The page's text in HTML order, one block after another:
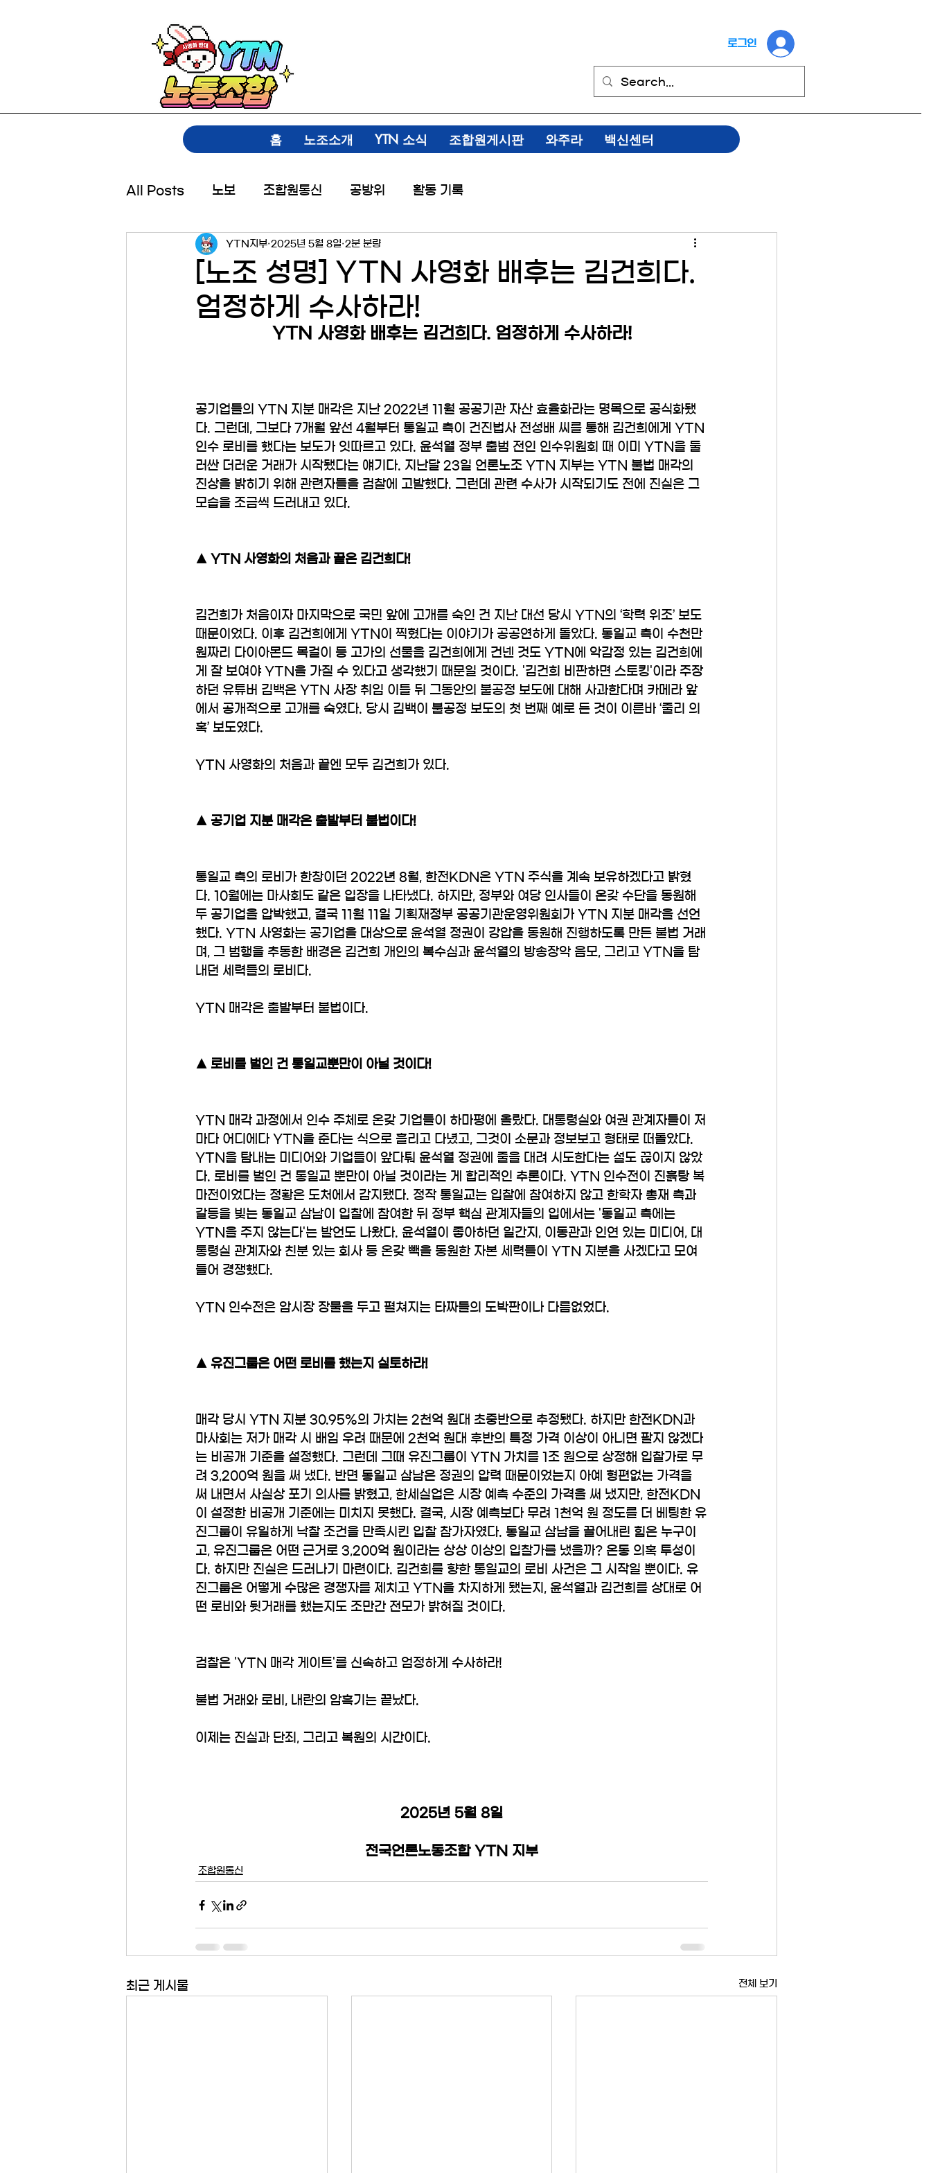
로그인
홈 노조소개 YTN 소식 조합원게시판 와주라 백신센터
All Posts 노보 조합원통신 공방위 활동 기록
[노조 성명] YTN 사영화 배후는 김건희다.
엄정하게 수사하라!
YTN지부 2025년 5월 8일 2분 분량
YTN 사영화 배후는 김건희다. 엄정하게 수사하라!
공기업들의 YTN 지분 매각은 지난 2022년 11월 공공기관 자산 효율화라는 명목으로 공식화됐
다. 그런데, 그보다 7개월 앞선 4월부터 통일교 측이 건진법사 전성배 씨를 통해 김건희에게 YTN
인수 로비를 했다는 보도가 잇따르고 있다. 윤석열 정부 출범 전인 인수위원회 때 이미 YTN을 둘
러싼 더러운 거래가 시작됐다는 얘기다. 지난달 23일 언론노조 YTN 지부는 YTN 불법 매각의
진상을 밝히기 위해 관련자들을 검찰에 고발했다. 그런데 관련 수사가 시작되기도 전에 진실은 그
모습을 조금씩 드러내고 있다.
▲ YTN 사영화의 처음과 끝은 김건희다!
김건희가 처음이자 마지막으로 국민 앞에 고개를 숙인 건 지난 대선 당시 YTN의 ‘학력 위조’ 보도
때문이었다. 이후 김건희에게 YTN이 찍혔다는 이야기가 공공연하게 돌았다. 통일교 측이 수천만
원짜리 다이아몬드 목걸이 등 고가의 선물을 김건희에게 건넨 것도 YTN에 악감정 있는 김건희에
게 잘 보여야 YTN을 가질 수 있다고 생각했기 때문일 것이다. '김건희 비판하면 스토킹'이라 주장
하던 유튜버 김백은 YTN 사장 취임 이틀 뒤 그동안의 불공정 보도에 대해 사과한다며 카메라 앞
에서 공개적으로 고개를 숙였다. 당시 김백이 불공정 보도의 첫 번째 예로 든 것이 이른바 ‘줄리 의
혹’ 보도였다.
YTN 사영화의 처음과 끝엔 모두 김건희가 있다.
▲ 공기업 지분 매각은 출발부터 불법이다!
통일교 측의 로비가 한창이던 2022년 8월, 한전KDN은 YTN 주식을 계속 보유하겠다고 밝혔
다. 10월에는 마사회도 같은 입장을 나타냈다. 하지만, 정부와 여당 인사들이 온갖 수단을 동원해
두 공기업을 압박했고, 결국 11월 11일 기획재정부 공공기관운영위원회가 YTN 지분 매각을 선언
했다. YTN 사영화는 공기업을 대상으로 윤석열 정권이 강압을 동원해 진행하도록 만든 불법 거래
며, 그 범행을 추동한 배경은 김건희 개인의 복수심과 윤석열의 방송장악 음모, 그리고 YTN을 탐
내던 세력들의 로비다.
YTN 매각은 출발부터 불법이다.
▲ 로비를 벌인 건 통일교뿐만이 아닐 것이다!
YTN 매각 과정에서 인수 주체로 온갖 기업들이 하마평에 올랐다. 대통령실와 여권 관계자들이 저
마다 어디에다 YTN을 준다는 식으로 흘리고 다녔고, 그것이 소문과 정보보고 형태로 떠돌았다.
YTN을 탐내는 미디어와 기업들이 앞다퉈 윤석열 정권에 줄을 대려 시도한다는 설도 끊이지 않았
다. 로비를 벌인 건 통일교 뿐만이 아닐 것이라는 게 합리적인 추론이다. YTN 인수전이 진흙탕 복
마전이었다는 정황은 도처에서 감지됐다. 정작 통일교는 입찰에 참여하지 않고 한학자 총재 측과
갈등을 빚는 통일교 삼남이 입찰에 참여한 뒤 정부 핵심 관계자들의 입에서는 '통일교 측에는
YTN을 주지 않는다'는 발언도 나왔다. 윤석열이 좋아하던 일간지, 이동관과 인연 있는 미디어, 대
통령실 관계자와 친분 있는 회사 등 온갖 빽을 동원한 자본 세력들이 YTN 지분을 사겠다고 모여
들어 경쟁했다.
YTN 인수전은 암시장 장물을 두고 펼쳐지는 타짜들의 도박판이나 다름없었다.
▲ 유진그룹은 어떤 로비를 했는지 실토하라!
매각 당시 YTN 지분 30.95%의 가치는 2천억 원대 초중반으로 추정됐다. 하지만 한전KDN과
마사회는 저가 매각 시 배임 우려 때문에 2천억 원대 후반의 특정 가격 이상이 아니면 팔지 않겠다
는 비공개 기준을 설정했다. 그런데 그때 유진그룹이 YTN 가치를 1조 원으로 상정해 입찰가로 무
려 3,200억 원을 써 냈다. 반면 통일교 삼남은 정권의 압력 때문이었는지 아예 형편없는 가격을
써 내면서 사실상 포기 의사를 밝혔고, 한세실업은 시장 예측 수준의 가격을 써 냈지만, 한전KDN
이 설정한 비공개 기준에는 미치지 못했다. 결국, 시장 예측보다 무려 1천억 원 정도를 더 베팅한 유
진그룹이 유일하게 낙찰 조건을 만족시킨 입찰 참가자였다. 통일교 삼남을 끌어내린 힘은 누구이
고, 유진그룹은 어떤 근거로 3,200억 원이라는 상상 이상의 입찰가를 냈을까? 온통 의혹 투성이
다. 하지만 진실은 드러나기 마련이다. 김건희를 향한 통일교의 로비 사건은 그 시작일 뿐이다. 유
진그룹은 어떻게 수많은 경쟁자를 제치고 YTN을 차지하게 됐는지, 윤석열과 김건희를 상대로 어
떤 로비와 뒷거래를 했는지도 조만간 전모가 밝혀질 것이다.
검찰은 'YTN 매각 게이트'를 신속하고 엄정하게 수사하라!
불법 거래와 로비, 내란의 암흑기는 끝났다.
이제는 진실과 단죄, 그리고 복원의 시간이다.
2025년 5월 8일
전국언론노동조합 YTN 지부
조합원통신
최근 게시물 전체 보기